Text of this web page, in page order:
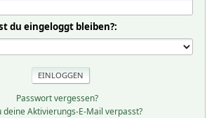
du eingeloggt bleiben?:
Passwort vergessen?
deine Aktivierungs-E-Mail verpasst?